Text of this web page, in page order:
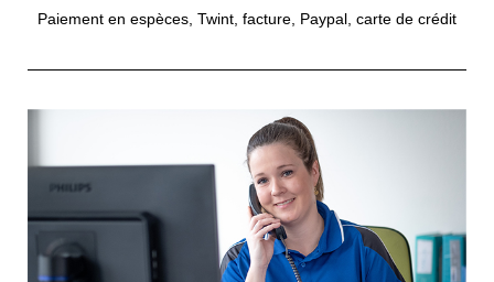
Paiement en espèces, Twint, facture, Paypal, carte de crédit